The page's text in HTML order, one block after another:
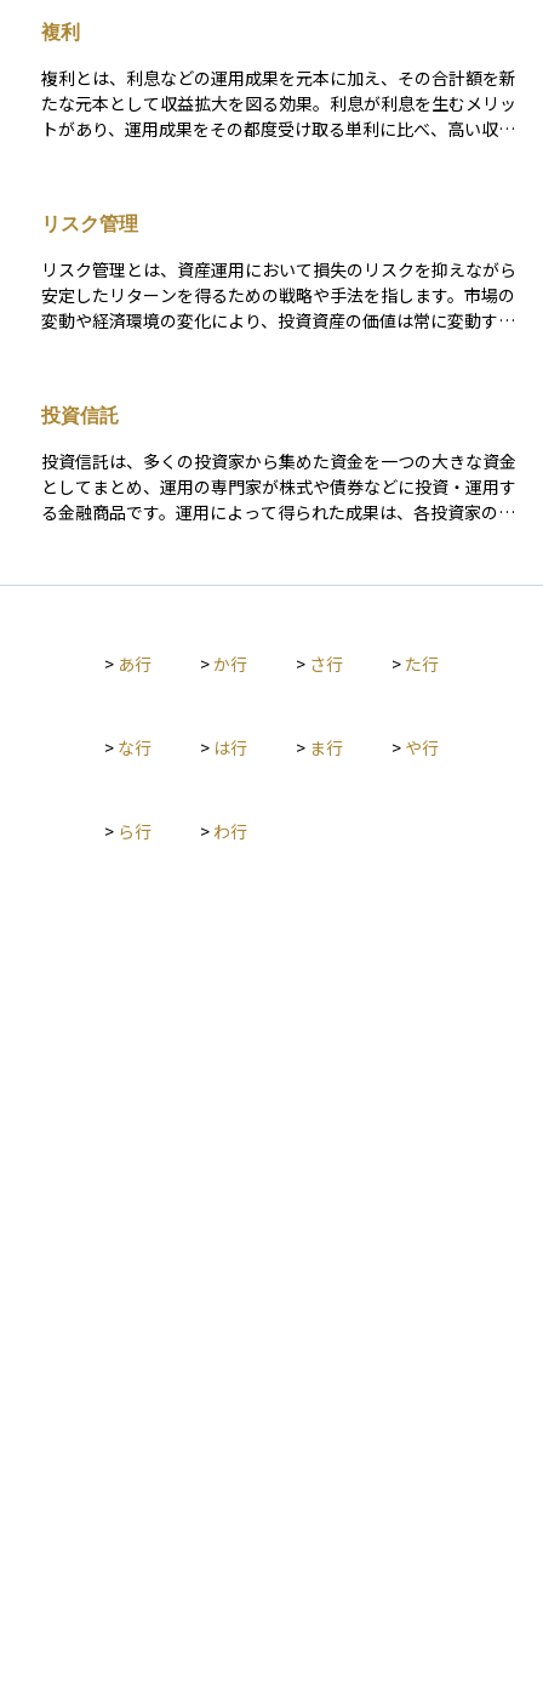
み）を抑えられると期待されています。 具体的には、「相場が
下がったときはより多くの口数や株数を買える」「相場が高い
ときは割高な投資を抑えられる」という形で、平均取得単価が
平準化される効果があります。この仕組みは英語で「ドルコス
ト平均法（Dollar Cost Averaging）」とも呼ばれ、特に長期運
ずリスクが軽減されるわけではなく、投資対象自体の価格が大
て、積立する商品や期間、目標リスクなどをしっかり考えたう
えで、自分の資産配分に合った方法を選ぶことが大切です。
複利
複利とは、利息などの運用成果を元本に加え、その合計額を新
たな元本として収益拡大を図る効果。利息が利息を生むメリッ
トがあり、運用成果をその都度受け取る単利に比べ、高い収益
リスク管理
リスク管理とは、資産運用において損失のリスクを抑えながら
安定したリターンを得るための戦略や手法を指します。市場の
変動や経済環境の変化により、投資資産の価値は常に変動する
（損切り）ルールを設定するなどの方法があります。また、長
期的な視点でリスク許容度を考慮しながらポートフォリオを調
整することも有効です。適切なリスク管理を行うことで、市場
の急変動時にも冷静に対応し、資産の保全と成長のバランスを
取ることが可能になります。
投資信託
投資信託は、多くの投資家から集めた資金を一つの大きな資金
としてまとめ、運用の専門家が株式や債券などに投資・運用す
る金融商品です。運用によって得られた成果は、各投資家の投
にあります。ただし、運用管理に必要な信託報酬や購入時手数
がその方針に基づいて投資先を選定し、資金を運用していきま
> あ行 >か行 > さ行 > た行
> な行 > は行 > ま行 > や行
> ら行 > わ行